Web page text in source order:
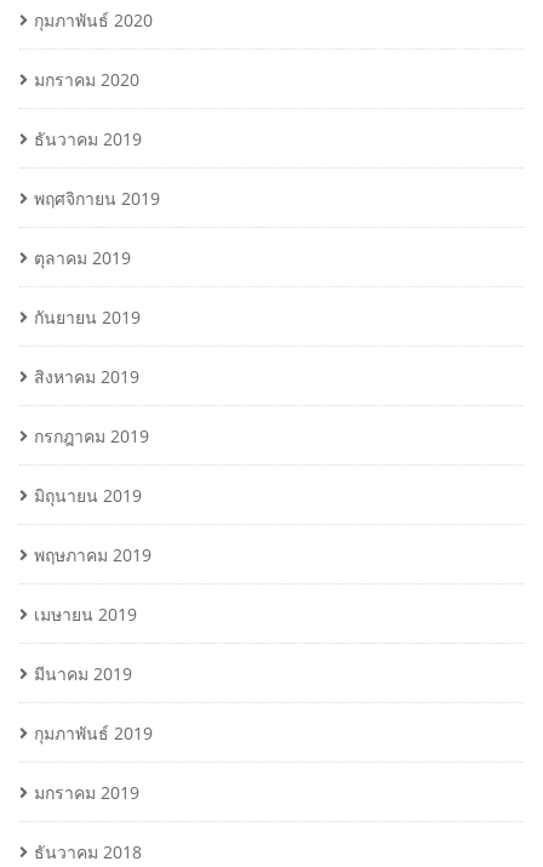
กุมภาพันธ์ 2020
มกราคม 2020
ธันวาคม 2019
พฤศจิกายน 2019
ตุลาคม 2019
กันยายน 2019
สิงหาคม 2019
กรกฎาคม 2019
มิถุนายน 2019
พฤษภาคม 2019
เมษายน 2019
มีนาคม 2019
กุมภาพันธ์ 2019
มกราคม 2019
ธันวาคม 2018